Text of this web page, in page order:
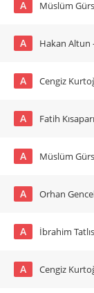
A Müslüm
A Hakan Altun
A Cengiz
A Fatih
A Müslüm
A Orhan
A İbrahim
A Cengiz